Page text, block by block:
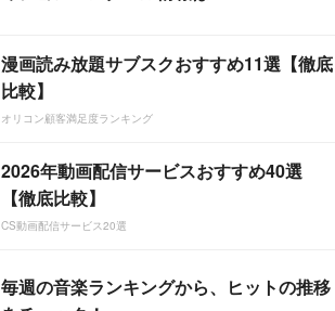
漫画読み放題サブスクおすすめ11選【徹底
比較】
オリコン顧客満足度ランキング
2026年動画配信サービスおすすめ40選
【徹底比較】
CS動画配信サービス20選
毎週の音楽ランキングから、ヒットの推移